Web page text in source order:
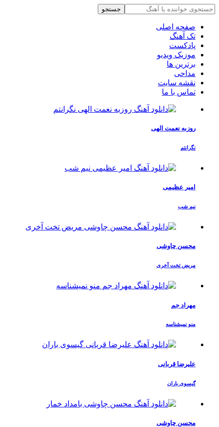
جستجو
صفحه اصلی
تک آهنگ
پادکست
موزیک ویدیو
برترین ها
مداحی
نقشه سایت
تماس با ما
روزبه نعمت الهی
نگرانتم
امیر عظیمی
نیم شب
محسن چاوشی
مریض تخت آخری
مهراد جم
منو نمیشناسه
علیرضا قربانی
گیسوی باران
محسن چاوشی